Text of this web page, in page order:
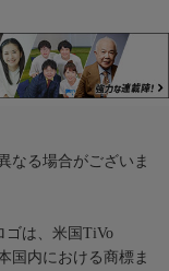
なる場合がございま
ゴは、米国TiVo
国内における商標ま